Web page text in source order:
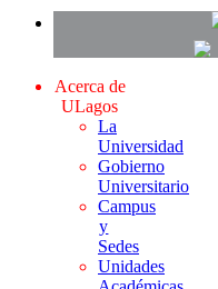
Acerca de
ULagos
La
Universidad
Gobierno
Universitario
Campus
y
Sedes
Unidades